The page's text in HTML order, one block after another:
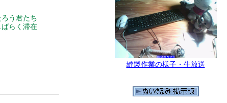
う君たち
らく滞在
縫製作業の様子・生放送